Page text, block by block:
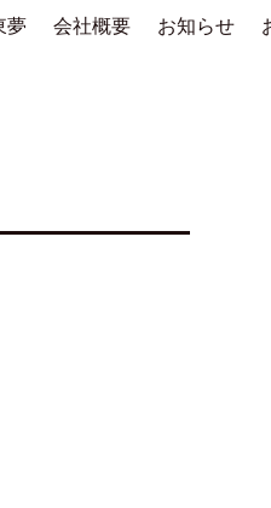
夢 会社概要 お知らせ